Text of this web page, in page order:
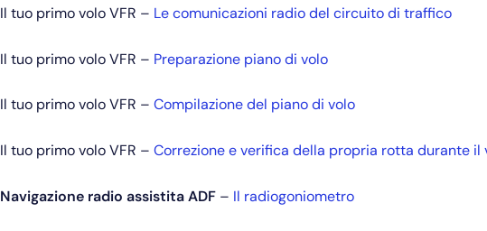
Il tuo primo volo VFR – Le comunicazioni radio del circuito di traffico
Il tuo primo volo VFR – Preparazione piano di volo
Il tuo primo volo VFR – Compilazione del piano di volo
Il tuo primo volo VFR – Correzione e verifica della propria rotta durante il
Navigazione radio assistita ADF – Il radiogoniometro